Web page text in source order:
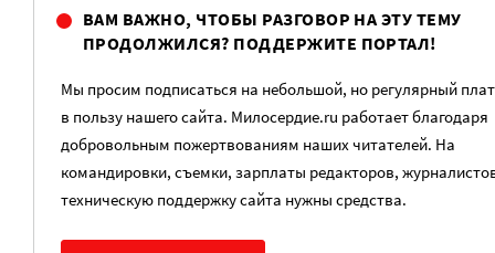
ВАМ ВАЖНО, ЧТОБЫ РАЗГОВОР НА ЭТУ ТЕМУ
ПРОДОЛЖИЛСЯ? ПОДДЕРЖИТЕ ПОРТАЛ!
Мы просим подписаться на небольшой, но регулярный
в пользу нашего сайта. Милосердие.ru работает благодаря
добровольным пожертвованиям наших читателей. На
командировки, съемки, зарплаты редакторов,
техническую поддержку сайта нужны средства.